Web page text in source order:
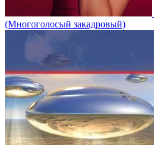
(Многоголосый закадровый)